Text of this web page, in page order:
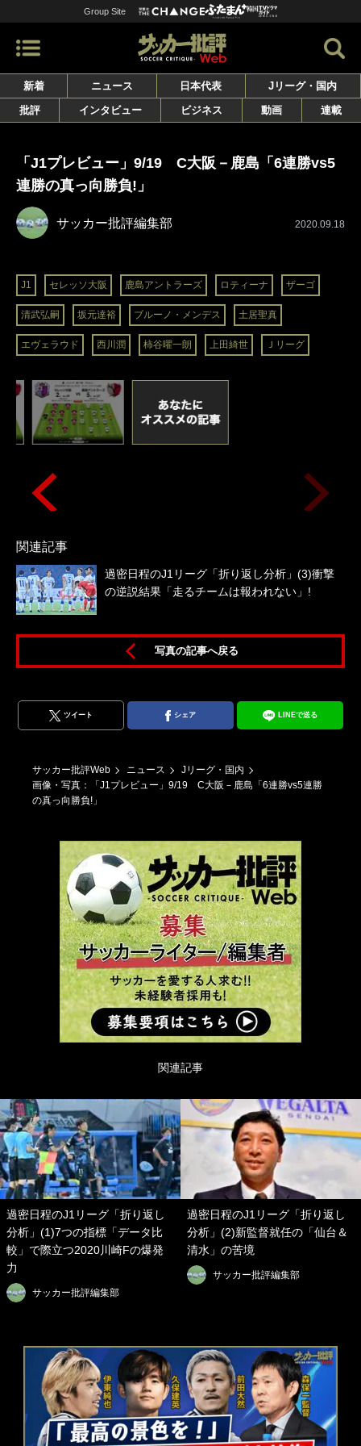
Group Site
新着 ニュース 日本代表
Jリーグ・国内
批評
インタビュー ビジネス 動画 連載
「J1プレビュー」9/19 C大阪－鹿島「6連勝vs5
連勝の真っ向勝負!」
サッカー批評編集部 2020.09.18
J1 セレッソ大阪 鹿島アントラーズ ロティーナ ザーゴ
清武弘嗣 坂元達裕 ブルーノ・メンデス 土居聖真
エヴェラウド 西川潤 柿谷曜一朗 上田綺世 Ｊリーグ
関連記事
過密日程のJ1リーグ「折り返し分析」(3)衝撃
の逆説結果「走るチームは報われない」!
写真の記事へ戻る
ツイート シェア LINEで送る
サッカー批評Web ニュース
Jリーグ・国内
画像・写真：「J1プレビュー」9/19 C大阪－鹿島「6連勝vs5連勝
の真っ向勝負!」
関連記事
過密日程のJ1リーグ「折り返し
分析」(1)7つの指標「データ比
較」で際立つ2020川崎Fの爆発
力
サッカー批評編集部
過密日程のJ1リーグ「折り返し
分析」(2)新監督就任の「仙台＆
清水」の苦境
サッカー批評編集部